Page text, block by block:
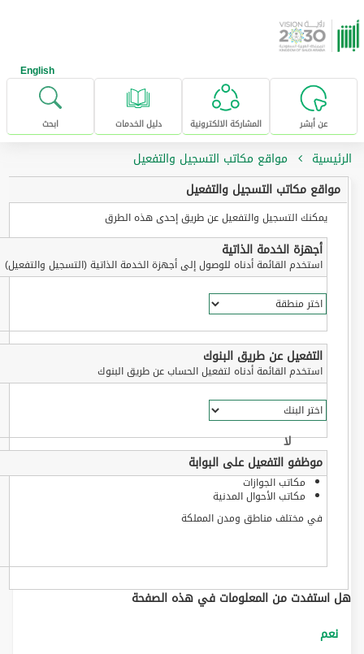
تخطى للإنتقال إلى المحتوى الرئيسي
English
عن أبشر المشاركة الالكترونية دليل الخدمات ابحث
الرئيسية
مواقع مكاتب التسجيل والتفعيل
مواقع مكاتب التسجيل والتفعيل
يمكنك التسجيل والتفعيل عن طريق إحدى هذه الطرق
أجهزة الخدمة الذاتية
استخدم القائمة أدناه للوصول إلى أجهزة الخدمة الذاتية (التسجيل والتفعيل)
التفعيل عن طريق البنوك
استخدم القائمة أدناه لتفعيل الحساب عن طريق البنوك
موظفو التفعيل على البوابة
مكاتب الجوازات
مكاتب الأحوال المدنية
في مختلف مناطق ومدن المملكة
هل استفدت من المعلومات في هذه الصفحة